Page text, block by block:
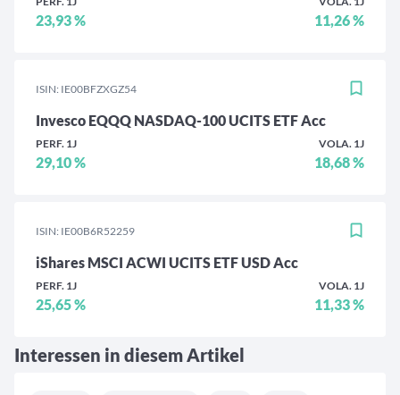
23,93 % 11,26 %
ISIN: IE00BFZXGZ54
Invesco EQQQ NASDAQ-100 UCITS ETF Acc
PERF. 1J
29,10 %
VOLA. 1J
18,68 %
ISIN: IE00B6R52259
iShares MSCI ACWI UCITS ETF USD Acc
PERF. 1J
25,65 %
VOLA. 1J
11,33 %
Interessen in diesem Artikel